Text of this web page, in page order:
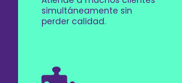
simultáneamente sin
perder calidad.